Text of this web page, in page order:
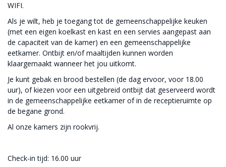
WIFI.
Als je wilt, heb je toegang tot de gemeenschappelijke keuken
(met een eigen koelkast en kast en een servies aangepast aan
de capaciteit van de kamer) en een gemeenschappelijke
eetkamer. Ontbijt en/of maaltijden kunnen worden
klaargemaakt wanneer het jou uitkomt.
Je kunt gebak en brood bestellen (de dag ervoor, voor 18.00
uur), of kiezen voor een uitgebreid ontbijt dat geserveerd wordt
in de gemeenschappelijke eetkamer of in de receptieruimte op
de begane grond.
Al onze kamers zijn rookvrij.
Check-in tijd: 16.00 uur